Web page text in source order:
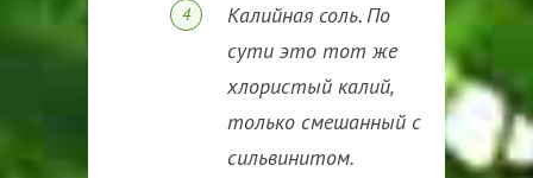
Калийная соль. По
сути это тот же
хлористый калий,
только смешанный с
сильвинитом.